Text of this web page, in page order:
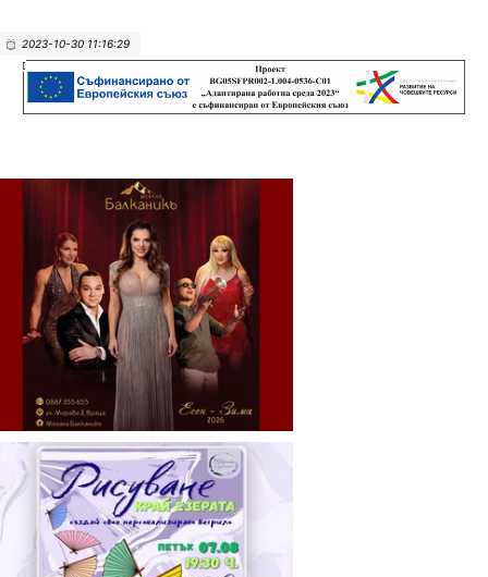
2023-10-30 11:16:29